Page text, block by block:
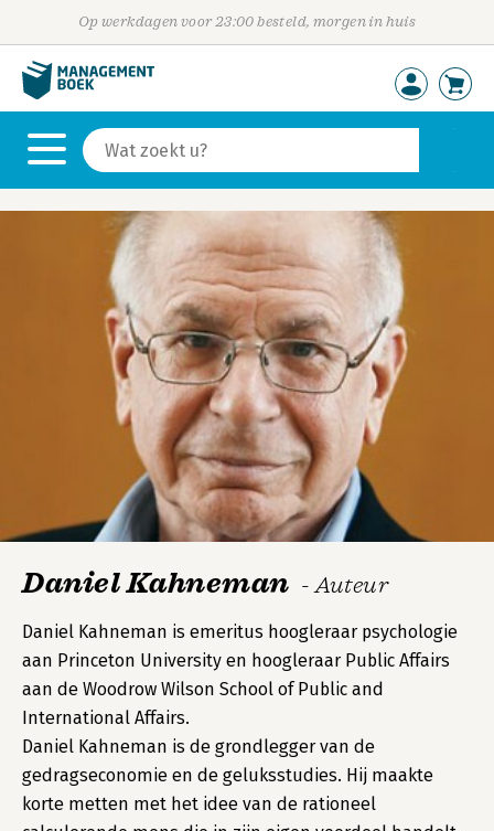
Op werkdagen voor 23:00 besteld, morgen in huis
Daniel Kahneman - Auteur
Daniel Kahneman is emeritus hoogleraar psychologie
aan Princeton University en hoogleraar Public Affairs
aan de Woodrow Wilson School of Public and
International Affairs.
Daniel Kahneman is de grondlegger van de
gedragseconomie en de geluksstudies. Hij maakte
korte metten met het idee van de rationeel